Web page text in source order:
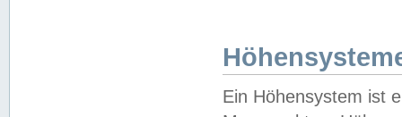
Ein Höhensystem ist